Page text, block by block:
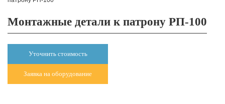
Монтажные детали к патрону РП-100
Уточнить стоимость
Заявка на оборудование